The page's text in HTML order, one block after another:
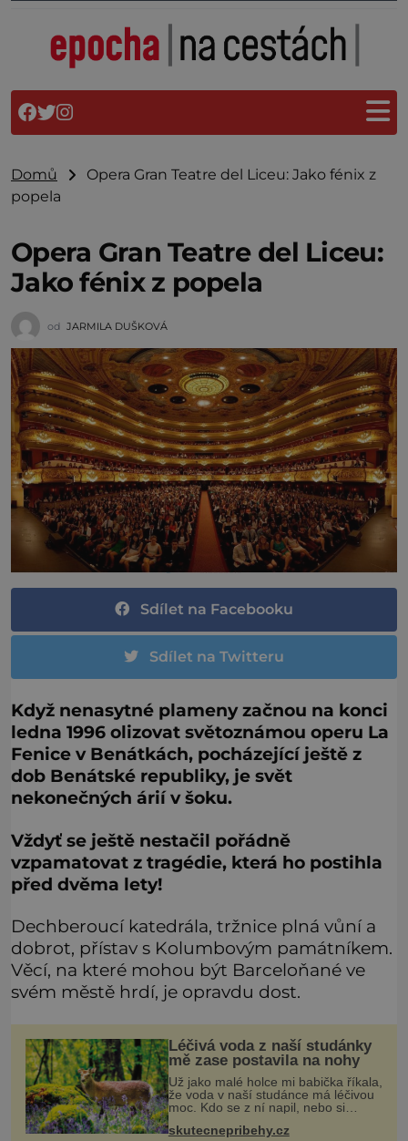
Domů
Opera Gran Teatre del Liceu: Jako fénix z
popela
Opera Gran Teatre del Liceu:
Jako fénix z popela
od JARMILA DUŠKOVÁ
Sdílet na Facebooku
Sdílet na Twitteru
Když nenasytné plameny začnou na konci
ledna 1996 olizovat světoznámou operu La
Fenice v Benátkách, pocházející ještě z
dob Benátské republiky, je svět
nekonečných árií v šoku.
Vždyť se ještě nestačil pořádně
vzpamatovat z tragédie, která ho postihla
před dvěma lety!
Dechberoucí katedrála, tržnice plná vůní a
dobrot, přístav s Kolumbovým památníkem.
Věcí, na které mohou být Barceloňané ve
svém městě hrdí, je opravdu dost.
Léčivá voda z naší studánky
mě zase postavila na nohy
Už jako malé holce mi babička říkala,
že voda v naší studánce má léčivou
moc. Kdo se z ní napil, nebo si
natrhal bylinky kolem, tomu se
ulevilo. Ráda vzpomínám na své
skutecnepribehy.cz